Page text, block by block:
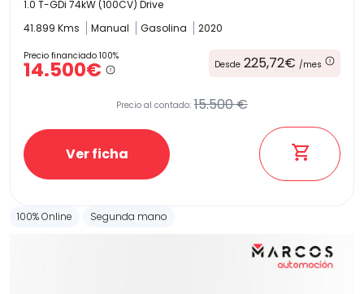
1.0 T-GDi 74kW (100CV) Drive
41.899 Kms
Manual Gasolina 2020
Precio financiado 100%
14.500€ Desde 225,72€ /mes
Precio al contado: 15.500 €
Ver ficha
100% Online Segunda mano